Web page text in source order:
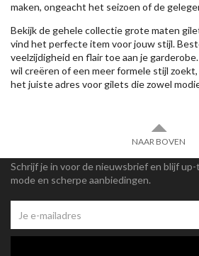
maken, ongeacht het seizoen of de
Bekijk de gehele collectie grote maten
vind het perfecte item voor jouw stijl.
veelzijdigheid en flair toe aan je
wil creëren of een meer formele stijl zoekt,
het juiste adres voor gilets die zowel
NAAR BOVEN
Schrijf je in voor de nieuwsbrief en blijf
mode en scherpe aanbiedingen.